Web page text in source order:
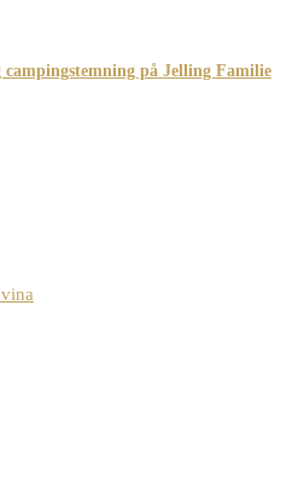
på Jelling Familie